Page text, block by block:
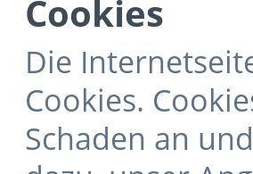
Cookies
Die
Cookies.
Schaden an